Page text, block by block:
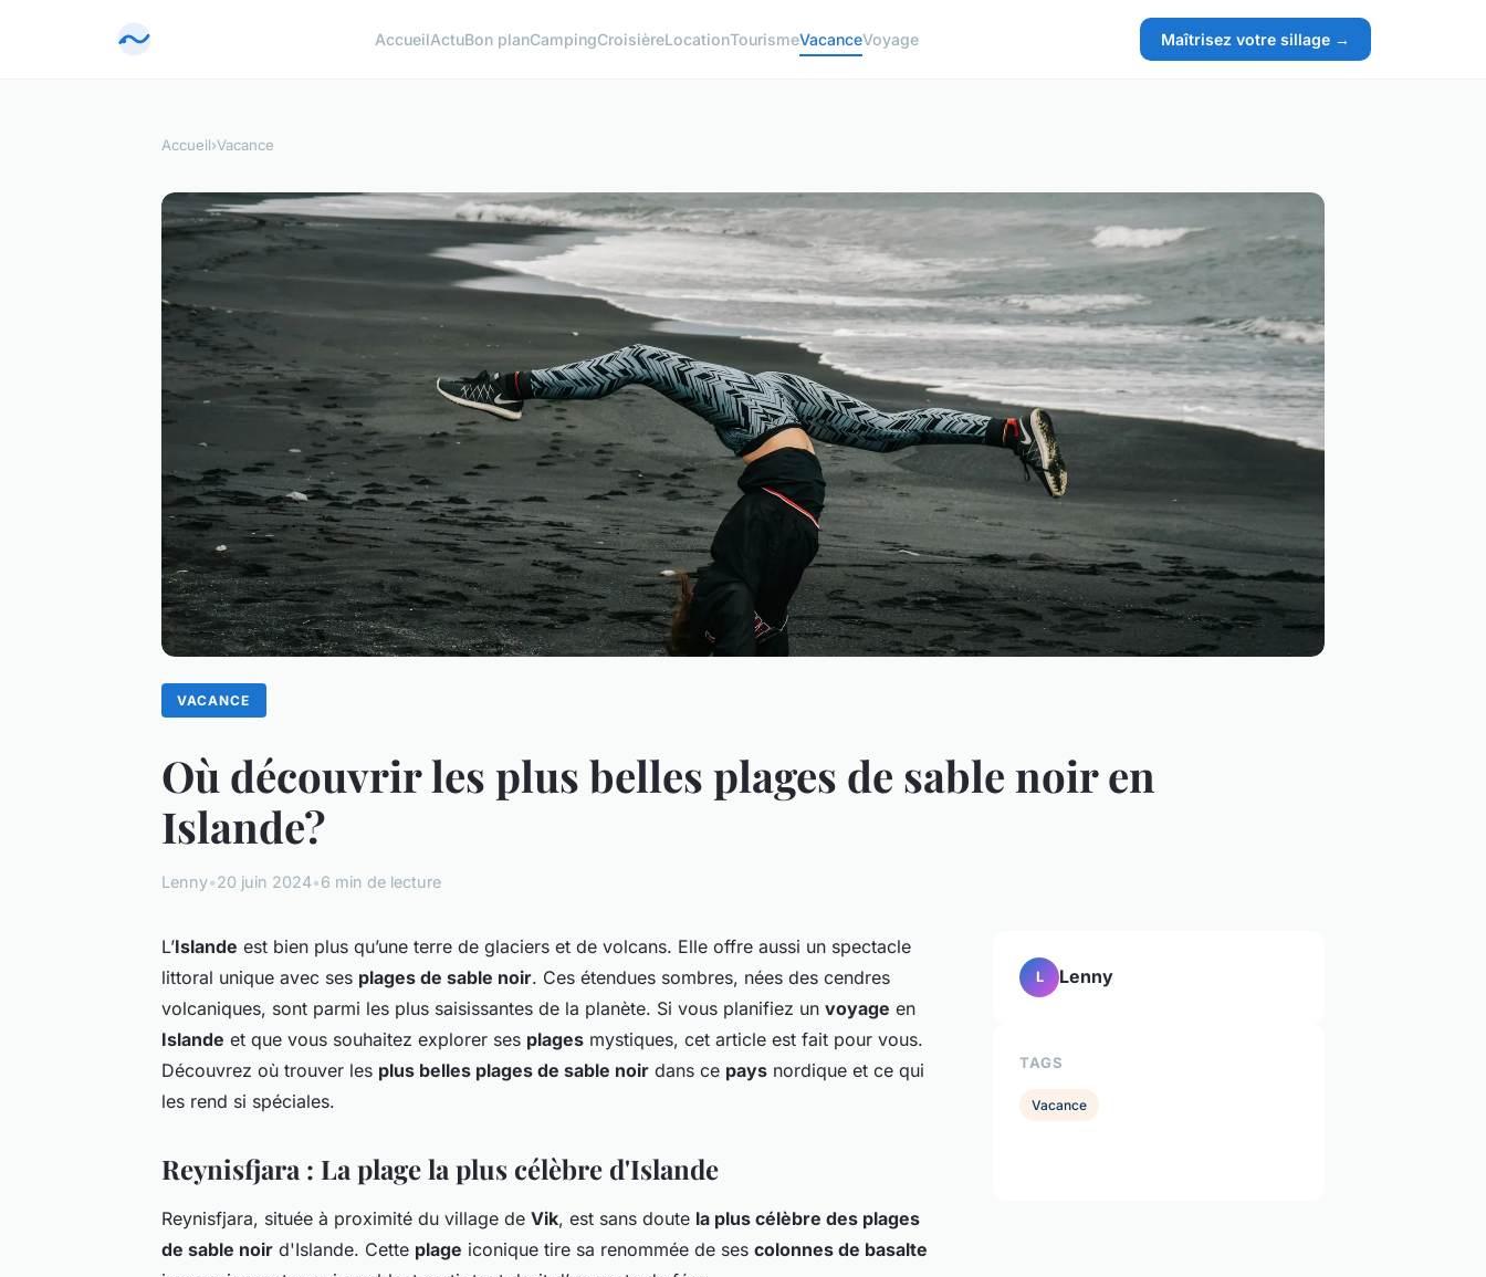
AccueilActuBon planCampingCroisièreLocationTourismeVacanceVoyage Maîtrisez votre sillage →
Accueil›Vacance
VACANCE
Où découvrir les plus belles plages de sable noir en
Islande?
Lenny•20 juin 2024•6 min de lecture
L’Islande est bien plus qu’une terre de glaciers et de volcans. Elle offre aussi un spectacle
littoral unique avec ses plages de sable noir. Ces étendues sombres, nées des cendres
volcaniques, sont parmi les plus saisissantes de la planète. Si vous planifiez un voyage en
Islande et que vous souhaitez explorer ses plages mystiques, cet article est fait pour vous.
Découvrez où trouver les plus belles plages de sable noir dans ce pays nordique et ce qui
les rend si spéciales.
Reynisfjara : La plage la plus célèbre d'Islande
Reynisfjara, située à proximité du village de Vik, est sans doute la plus célèbre des plages
de sable noir d'Islande. Cette plage iconique tire sa renommée de ses colonnes de basalte
L Lenny
TAGS
Vacance